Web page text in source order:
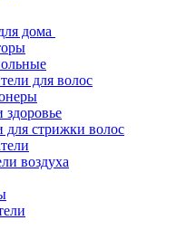
дома
для волос
здоровье
стрижки волос
воздуха